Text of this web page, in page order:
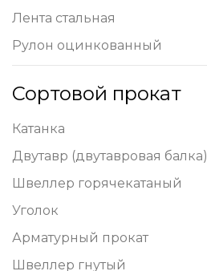
Лента стальная
Рулон оцинкованный
Сортовой прокат
Катанка
Двутавр (двутавровая балка)
Швеллер горячекатаный
Уголок
Арматурный прокат
Швеллер гнутый